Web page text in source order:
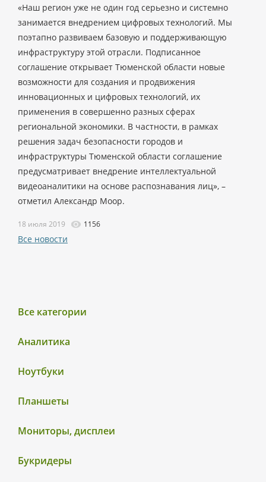
Все категории
Аналитика
Ноутбуки
Планшеты
Мониторы, дисплеи
Букридеры
«Наш регион уже не один год серьезно и системно
занимается внедрением цифровых технологий. Мы
поэтапно развиваем базовую и поддерживающую
инфраструктуру этой отрасли. Подписанное
соглашение открывает Тюменской области новые
возможности для создания и продвижения
инновационных и цифровых технологий, их
применения в совершенно разных сферах
региональной экономики. В частности, в рамках
решения задач безопасности городов и
инфраструктуры Тюменской области соглашение
предусматривает внедрение интеллектуальной
видеоаналитики на основе распознавания лиц», –
отметил Александр Моор.
18 июля 2019 1156
Все новости